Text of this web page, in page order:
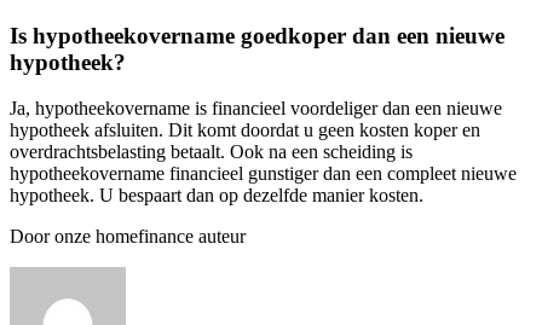
Is hypotheekovername goedkoper dan een nieuwe
hypotheek?
Ja, hypotheekovername is financieel voordeliger dan een nieuwe
hypotheek afsluiten. Dit komt doordat u geen kosten koper en
overdrachtsbelasting betaalt. Ook na een scheiding is
hypotheekovername financieel gunstiger dan een compleet nieuwe
hypotheek. U bespaart dan op dezelfde manier kosten.
Door onze homefinance auteur